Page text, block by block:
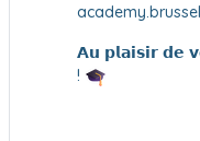
𝗔𝘂 𝗽𝗹𝗮𝗶𝘀𝗶𝗿 𝗱𝗲
!